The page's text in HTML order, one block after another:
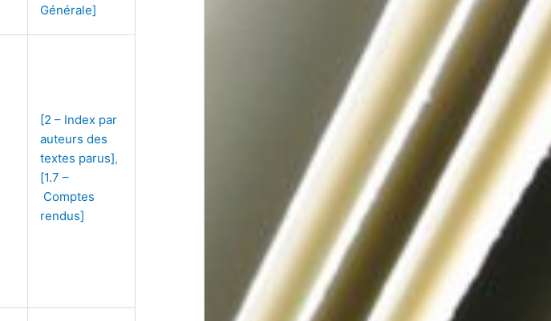
Générale]
[2 – Index par
auteurs des
textes parus],
[1.7 –
Comptes
rendus]